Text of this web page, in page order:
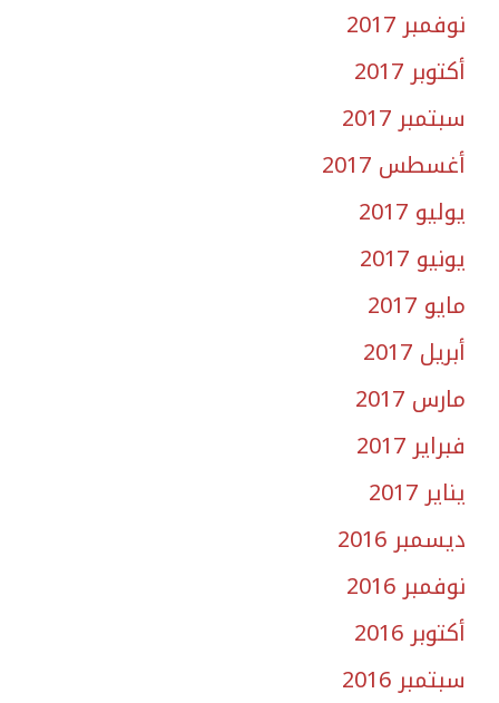
نوفمبر 2017
أكتوبر 2017
سبتمبر 2017
أغسطس 2017
يوليو 2017
يونيو 2017
مايو 2017
أبريل 2017
مارس 2017
فبراير 2017
يناير 2017
ديسمبر 2016
نوفمبر 2016
أكتوبر 2016
سبتمبر 2016